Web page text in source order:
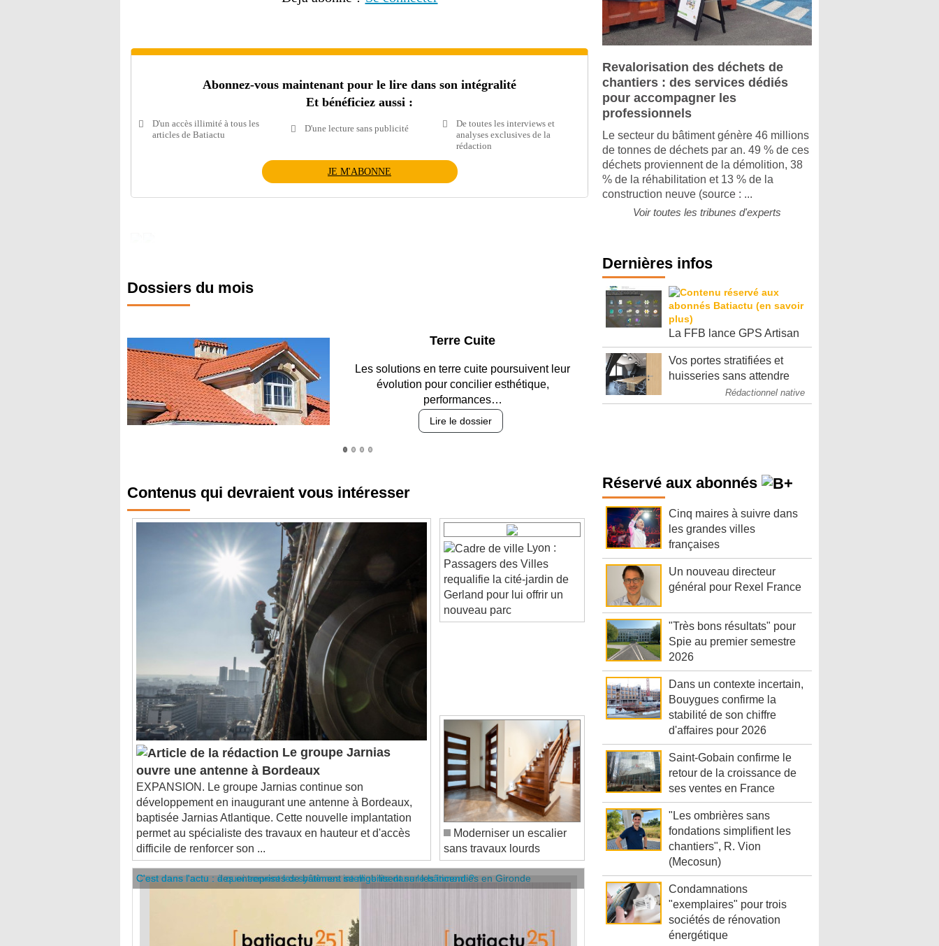
Abonnez-vous maintenant pour le lire dans son intégralité
Et bénéficiez aussi :
D'un accès illimité à tous les
articles de Batiactu
D'une lecture sans publicité
De toutes les interviews et
analyses exclusives de la
rédaction
JE M'ABONNE
Dossiers du mois
Parking et garages
Entre circulation, sécurisation des accès, durabilité
des revêtements et intégration…
Lire le dossier
Le groupe Jarnias
ouvre une antenne à Bordeaux
EXPANSION. Le groupe Jarnias continue son
développement en inaugurant une antenne à Bordeaux,
baptisée Jarnias Atlantique. Cette nouvelle implantation
permet au spécialiste des travaux en hauteur et d'accès
difficile de renforcer son ...
Passagers des Villes
requalifie la cité-jardin de
Gerland pour lui offrir un
nouveau parc
Moderniser un escalier
sans travaux lourds
C'est dans l'actu : des entreprises de bâtiment se mobilisent sur les incendies en Gironde
C'est dans l'actu : à quoi servent les systèmes intelligents dans le bâtiment ?
Revalorisation des déchets de
chantiers : des services dédiés
pour accompagner les
professionnels
Le secteur du bâtiment génère 46 millions
de tonnes de déchets par an. 49 % de ces
déchets proviennent de la démolition, 38
% de la réhabilitation et 13 % de la
construction neuve (source : ...
Voir toutes les tribunes d'experts
Dernières infos
La FFB lance GPS Artisan
Vos portes stratifiées et
huisseries sans attendre
Rédactionnel native
Réservé aux abonnés
Cinq maires à suivre dans
les grandes villes
françaises
Un nouveau directeur
général pour Rexel France
"Très bons résultats" pour
Spie au premier semestre
2026
Dans un contexte incertain,
Bouygues confirme la
stabilité de son chiffre
d'affaires pour 2026
Saint-Gobain confirme le
retour de la croissance de
ses ventes en France
"Les ombrières sans
fondations simplifient les
chantiers", R. Vion
(Mecosun)
Condamnations
"exemplaires" pour trois
sociétés de rénovation
énergétique